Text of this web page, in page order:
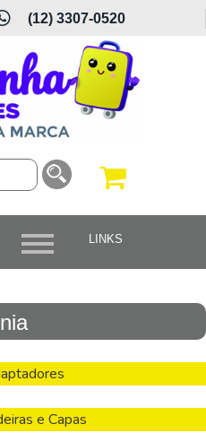
(12) 3307-0520
e Capas